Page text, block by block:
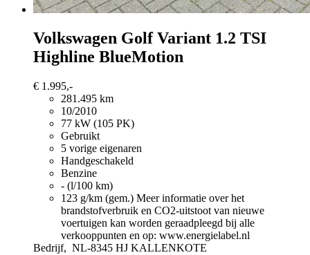
Volkswagen Golf Variant 1.2 TSI
Highline BlueMotion
€ 1.995,-
281.495 km
10/2010
77 kW (105 PK)
Gebruikt
5 vorige eigenaren
Handgeschakeld
Benzine
- (l/100 km)
123 g/km (gem.) Meer informatie over het
brandstofverbruik en CO2-uitstoot van nieuwe
voertuigen kan worden geraadpleegd bij alle
verkooppunten en op: www.energielabel.nl
Bedrijf, NL-8345 HJ KALLENKOTE